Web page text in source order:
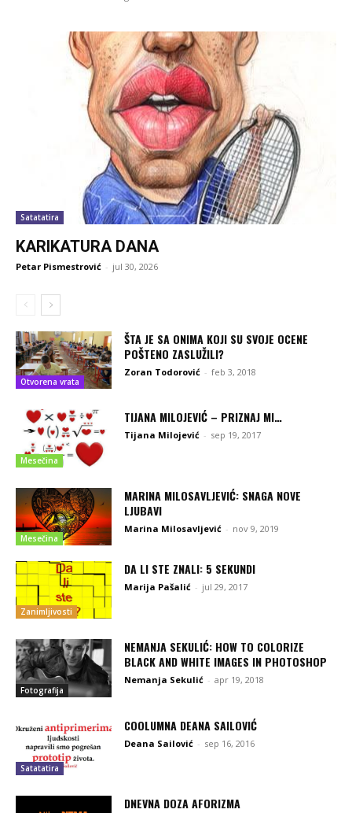
Satatatira
KARIKATURA DANA
Petar Pismestrović - jul 30, 2026
Otvorena vrata
ŠTA JE SA ONIMA KOJI SU SVOJE OCENE
POŠTENO ZASLUŽILI?
Zoran Todorović - feb 3, 2018
Mesečina
TIJANA MILOJEVIĆ – PRIZNAJ MI…
Tijana Milojević - sep 19, 2017
Mesečina
MARINA MILOSAVLJEVIĆ: SNAGA NOVE
LJUBAVI
Marina Milosavljević - nov 9, 2019
Zanimljivosti
DA LI STE ZNALI: 5 SEKUNDI
Marija Pašalić - jul 29, 2017
Fotografija
NEMANJA SEKULIĆ: HOW TO COLORIZE
BLACK AND WHITE IMAGES IN PHOTOSHOP
Nemanja Sekulić - apr 19, 2018
Satatatira
COOLUMNA DEANA SAILOVIĆ
Deana Sailović - sep 16, 2016
DNEVNA DOZA AFORIZMA